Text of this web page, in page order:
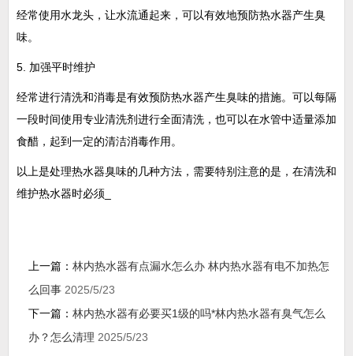
经常使用水龙头，让水流通起来，可以有效地预防热水器产生臭
味。
5. 加强平时维护
经常进行清洗和消毒是有效预防热水器产生臭味的措施。可以每隔
一段时间使用专业清洗剂进行全面清洗，也可以在水管中适量添加
食醋，起到一定的清洁消毒作用。
以上是处理热水器臭味的几种方法，需要特别注意的是，在清洗和
维护热水器时必须_
上一篇： 林内热水器有点漏水怎么办 林内热水器有电不加热怎
么回事 2025/5/23
下一篇： 林内热水器有必要买1级的吗*林内热水器有臭气怎么
办？怎么清理 2025/5/23